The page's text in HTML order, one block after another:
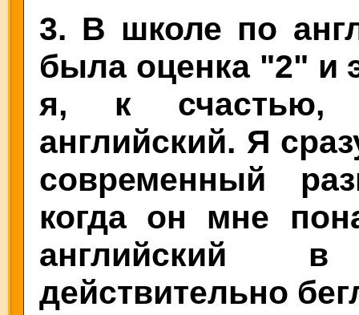
3. В школе по
была оценка "2" и
я, к счастью,
английский. Я
современный
когда он мне
английский
действительно